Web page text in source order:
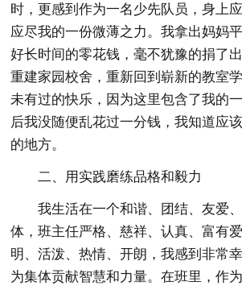
时，更感到作为一名少先队员，身上
应尽我的一份微薄之力。我拿出妈妈
好长时间的零花钱，毫不犹豫的捐了
重建家园校舍，重新回到崭新的教室
未有过的快乐，因为这里包含了我的
后我没随便乱花过一分钱，我知道应
的地方。
二、用实践磨练品格和毅力
我生活在一个和谐、团结、友爱
体，班主任严格、慈祥、认真、富有
明、活泼、热情、开朗，我感到非常
为集体贡献智慧和力量。在班里，作